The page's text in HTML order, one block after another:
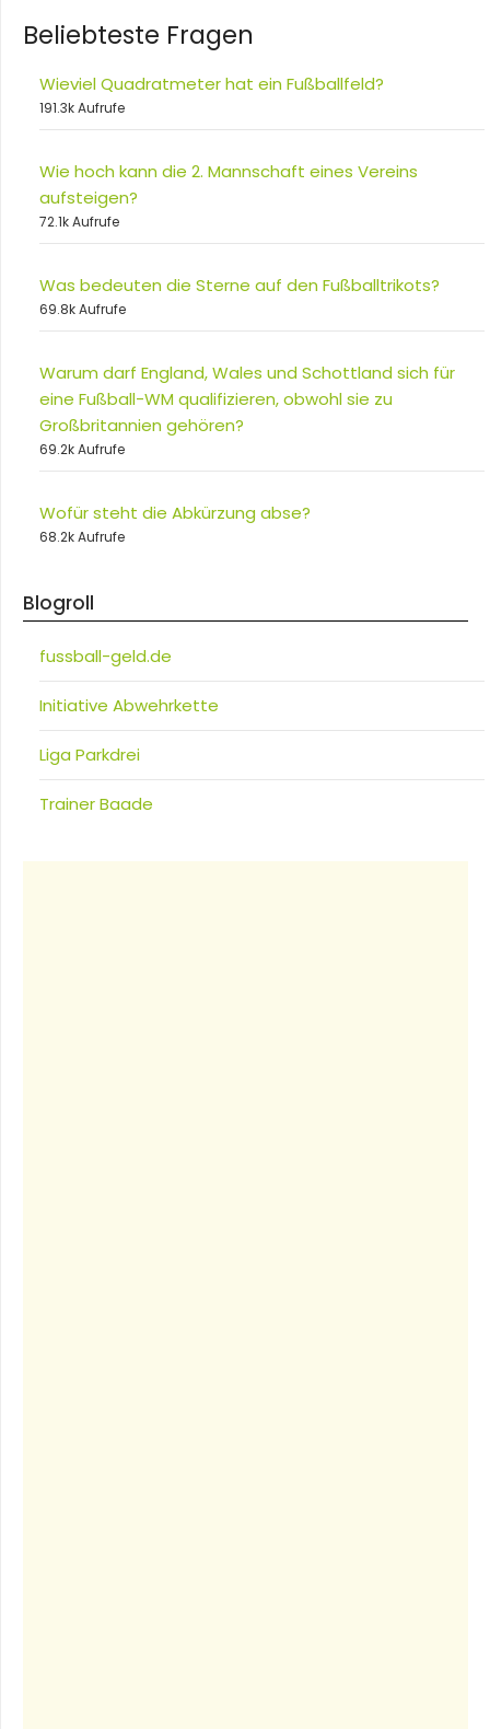
Beliebteste Fragen
Wieviel Quadratmeter hat ein Fußballfeld?
191.3k Aufrufe
Wie hoch kann die 2. Mannschaft eines Vereins
aufsteigen?
72.1k Aufrufe
Was bedeuten die Sterne auf den Fußballtrikots?
69.8k Aufrufe
Warum darf England, Wales und Schottland sich für
eine Fußball-WM qualifizieren, obwohl sie zu
Großbritannien gehören?
69.2k Aufrufe
Wofür steht die Abkürzung abse?
68.2k Aufrufe
Blogroll
fussball-geld.de
Initiative Abwehrkette
Liga Parkdrei
Trainer Baade